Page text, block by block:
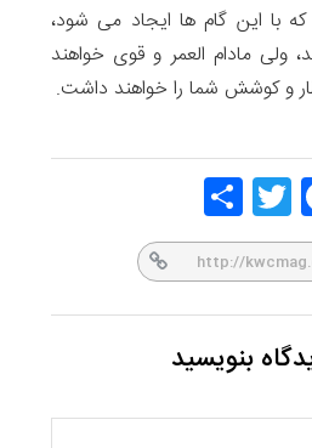
که با این گام ها ایجاد می شود،
مادام العمر و قوی خواهند
و کوشش شما را خواهند داشت.
Face
book
Twitt
er
بنویسید